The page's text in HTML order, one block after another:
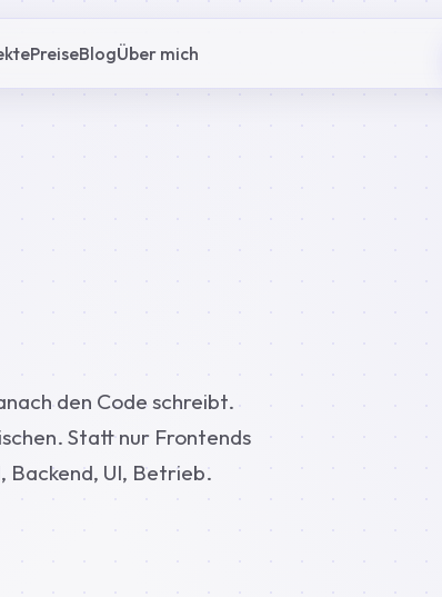
PreiseBlogÜber mich
den Code schreibt.
Statt nur Frontends
Backend, UI, Betrieb.